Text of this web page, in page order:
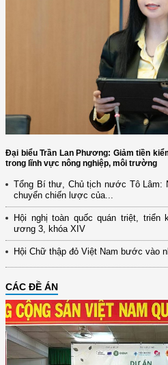
Đại biểu Trần Lan Phương: Giảm tiền
trong lĩnh vực nông nghiệp, môi trường
Tổng Bí thư, Chủ tịch nước Tô Lâm:
chuyển chiến lược của...
Hội nghị toàn quốc quán triệt, triển
ương 3, khóa XIV
Hội Chữ thập đỏ Việt Nam bước vào
CÁC ĐỀ ÁN